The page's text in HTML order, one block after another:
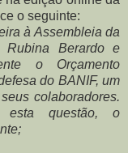
o seguinte:
à Assembleia da
Rubina Berardo e
o Orçamento
do BANIF, um
colaboradores.
esta questão, o